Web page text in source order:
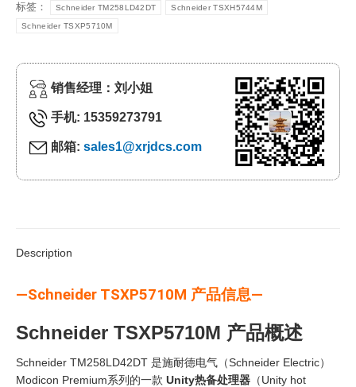
标签：
Schneider TM258LD42DT Schneider TSXH5744M
Schneider TSXP5710M
销售经理：刘小姐
手机: 15359273791
邮箱: sales1@xrjdcs.com
Description
—Schneider TSXP5710M 产品信息—
Schneider TSXP5710M 产品概述
Schneider TM258LD42DT 是施耐德电气（Schneider Electric）
Modicon Premium系列的一款 Unity热备处理器 （Unity hot